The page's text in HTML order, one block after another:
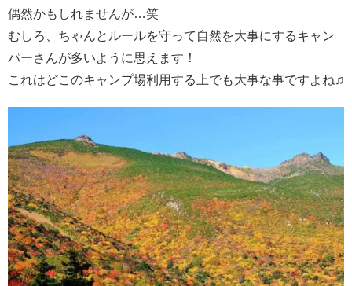
偶然かもしれませんが…笑
むしろ、ちゃんとルールを守って自然を大事にするキャン
パーさんが多いように思えます！
これはどこのキャンプ場利用する上でも大事な事ですよね♫